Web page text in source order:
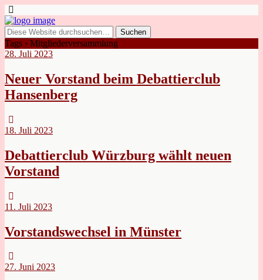
Tags › Mitgliederversammlung
28. Juli 2023
Neuer Vorstand beim Debattierclub
Hansenberg
18. Juli 2023
Debattierclub Würzburg wählt neuen
Vorstand
11. Juli 2023
Vorstandswechsel in Münster
27. Juni 2023